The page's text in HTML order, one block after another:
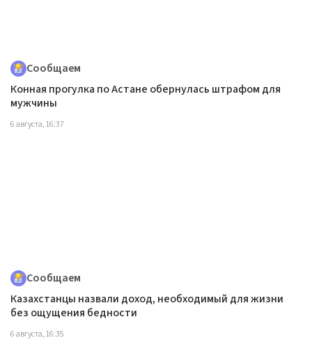
Сообщаем
Конная прогулка по Астане обернулась штрафом для
мужчины
6 августа, 16:37
Сообщаем
Казахстанцы назвали доход, необходимый для жизни
без ощущения бедности
6 августа, 16:35